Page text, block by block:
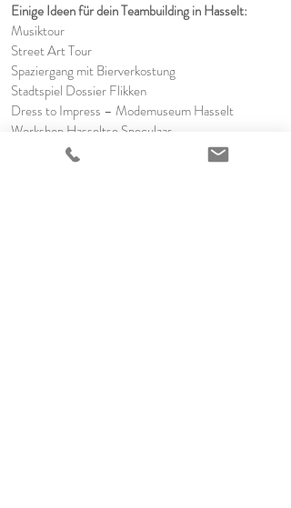
Einige Ideen für dein Teambuilding in Hasselt:
Musiktour
Street Art Tour
Spaziergang mit Bierverkostung
Stadtspiel Dossier Flikken
Dress to Impress – Modemuseum Hasselt
Workshop Hasseltse Speculaas
Sprungquadrat